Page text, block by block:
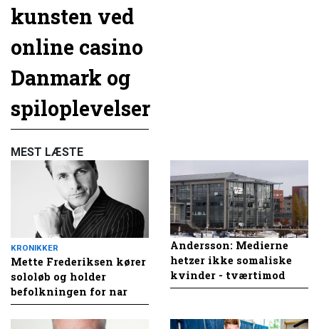
kunsten ved
online casino
Danmark og
spiloplevelser
MEST LÆSTE
KRONIKKER
Mette Frederiksen kører
sololøb og holder
befolkningen for nar
Andersson: Medierne
hetzer ikke somaliske
kvinder - tværtimod